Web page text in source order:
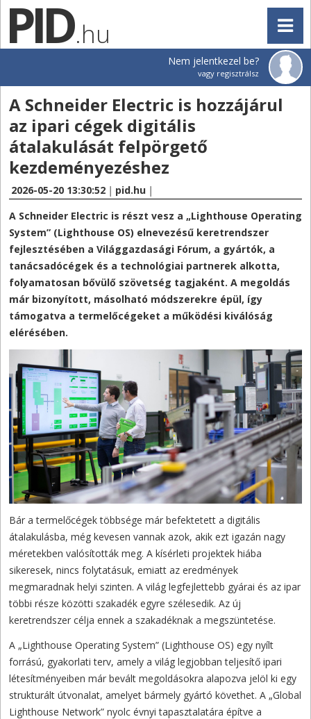
.hu
Nem jelentkezel be?
vagy regisztrálsz
A Schneider Electric is hozzájárul
az ipari cégek digitális
átalakulását felpörgető
kezdeményezéshez
2026-05-20 13:30:52 | pid.hu |
A Schneider Electric is részt vesz a „Lighthouse Operating
System” (Lighthouse OS) elnevezésű keretrendszer
fejlesztésében a Világgazdasági Fórum, a gyártók, a
tanácsadócégek és a technológiai partnerek alkotta,
folyamatosan bővülő szövetség tagjaként. A megoldás
már bizonyított, másolható módszerekre épül, így
támogatva a termelőcégeket a működési kiválóság
elérésében.
Bár a termelőcégek többsége már befektetett a digitális
átalakulásba, még kevesen vannak azok, akik ezt igazán nagy
méretekben valósították meg. A kísérleti projektek hiába
sikeresek, nincs folytatásuk, emiatt az eredmények
megmaradnak helyi szinten. A világ legfejlettebb gyárai és az ipar
többi része közötti szakadék egyre szélesedik. Az új
keretrendszer célja ennek a szakadéknak a megszüntetése.
A „Lighthouse Operating System” (Lighthouse OS) egy nyílt
forrású, gyakorlati terv, amely a világ legjobban teljesítő ipari
létesítményeiben már bevált megoldásokra alapozva jelöl ki egy
strukturált útvonalat, amelyet bármely gyártó követhet. A „Global
Lighthouse Network” nyolc évnyi tapasztalatára építve a